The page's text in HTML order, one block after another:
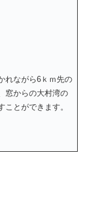
れながら6ｋｍ先の
窓からの大村湾の
とができます。